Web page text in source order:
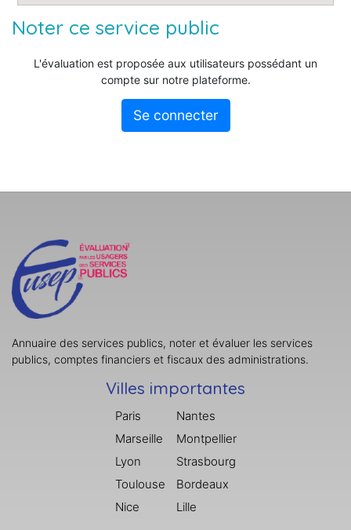
Noter ce service public
L'évaluation est proposée aux utilisateurs possédant un
compte sur notre plateforme.
Se connecter
Annuaire des services publics, noter et évaluer les services
publics, comptes financiers et fiscaux des administrations.
Villes importantes
Paris
Marseille
Lyon
Toulouse
Nice
Nantes
Montpellier
Strasbourg
Bordeaux
Lille